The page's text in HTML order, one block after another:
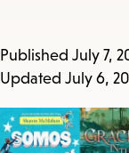
Published July 7,
Updated July 6,